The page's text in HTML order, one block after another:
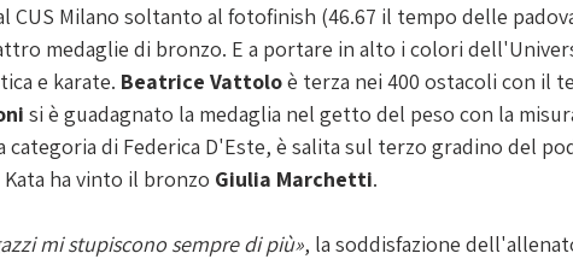
CUS Milano soltanto al fotofinish (46.67 il tempo delle
medaglie di bronzo. E a portare in alto i colori
e karate. Beatrice Vattolo è terza nei 400 ostacoli con il
si è guadagnato la medaglia nel getto del peso con la
categoria di Federica D'Este, è salita sul terzo gradino del
ha vinto il bronzo Giulia Marchetti.
mi stupiscono sempre di più», la soddisfazione